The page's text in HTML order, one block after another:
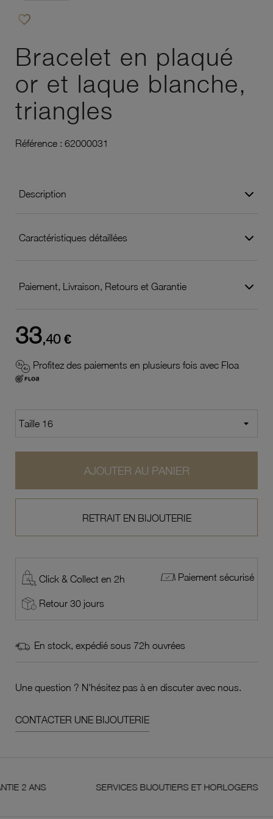
favorite_border
Bracelet en plaqué
or et laque blanche,
triangles
Référence : 62000031
Description
Caractéristiques détaillées
Paiement, Livraison, Retours et Garantie
33,40 €
Profitez des paiements en plusieurs fois avec Floa
AJOUTER AU PANIER
RETRAIT EN BIJOUTERIE
Click & Collect en 2h Paiement sécurisé
Retour 30 jours
En stock, expédié sous 72h ouvrées
Une question ? N'hésitez pas à en discuter avec nous.
CONTACTER UNE BIJOUTERIE
SERVICES BIJOUTIERS ET HORLOGERS